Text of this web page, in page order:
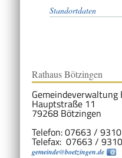
Standortdaten
Rathaus Bötzingen
Gemeindeverwaltung
Hauptstraße 11
79268 Bötzingen
Telefon: 07663 /
Telefax: 07663 /
gemeinde@boetzingen.de